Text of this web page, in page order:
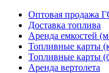
Оптовая продажа
Доставка топлива
Аренда емкостей
Топливные карты
Топливные карты
Аренда вертолета